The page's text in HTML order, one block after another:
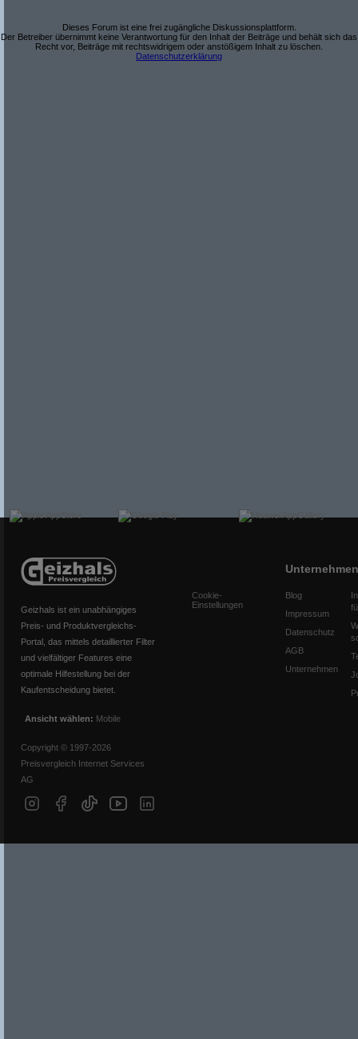
Dieses Forum ist eine frei zugängliche Diskussionsplattform.
Der Betreiber übernimmt keine Verantwortung für den Inhalt der Beiträge und behält sich das
Recht vor, Beiträge mit rechtswidrigem oder anstößigem Inhalt zu löschen.
Datenschutzerklärung
Geizhals ist ein unabhängiges
Preis- und Produktvergleichs-
Portal, das mittels detaillierter Filter
und vielfältiger Features eine
optimale Hilfestellung bei der
Kaufentscheidung bietet.
Ansicht wählen: Mobile
Copyright © 1997-2026
Preisvergleich Internet Services
AG
Cookie-
Einstellungen
Unternehmen
Blog
Impressum
Datenschutz
AGB
Unternehmen